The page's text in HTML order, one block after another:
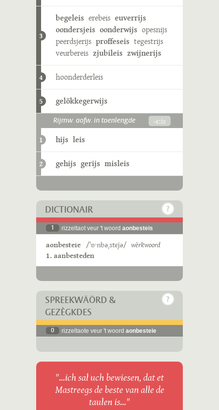
3
begeleis erebeis euverrijs
oondersjeis oonderwijs opesnijs
peerdsjerijs proffeseis tegestrijs
veurbereis zjubileis zwijnerijs
4 hoonderderleis
5 gelökkegerwijs
Rijmw. aofw. in toenlengde -ɛːis
1 hijs leis
2 gehijs gerijs misleis
DICTIONAIR
1 rizzeltaot veur 't woord aonbesteis
aonbesteie /ˈɒˑnbəˌstɛjə/ wèrkwoord
1. aanbesteden
SPREEKWÄÖRD &
GEZÈGKDES
0 rizzeltaote veur 't woord aonbesteie
"...ich sal uch bewiesen, dat et
Mastreegs de beste van alle de
taulen is..."